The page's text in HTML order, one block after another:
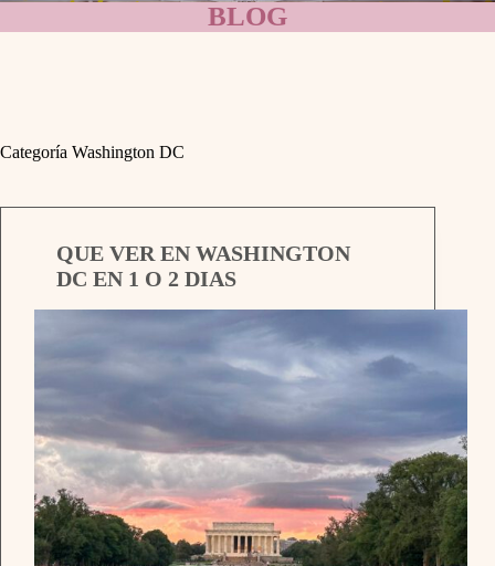
BLOG
Categoría Washington DC
QUE VER EN WASHINGTON
DC EN 1 O 2 DIAS